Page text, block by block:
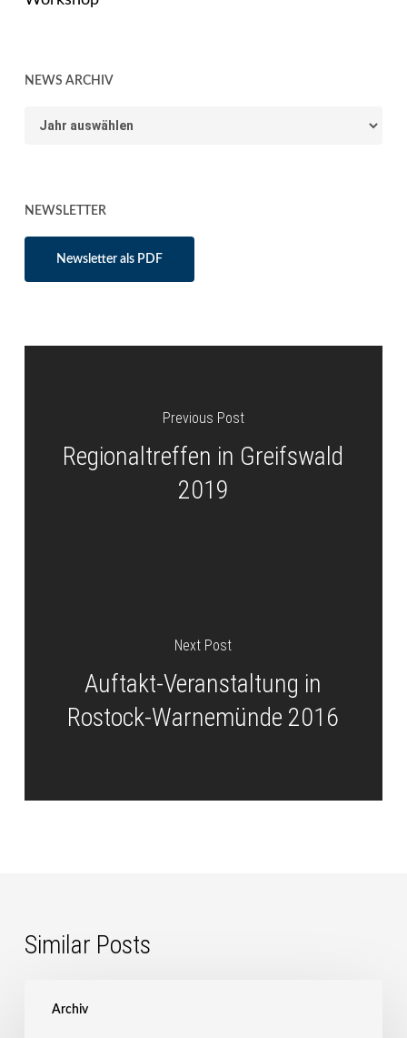
NEWS ARCHIV
News
NEWSLETTER
Newsletter als PDF
Previous Post
Regionaltreffen in Greifswald
2019
Next Post
Auftakt-Veranstaltung in
Rostock-Warnemünde 2016
Similar Posts
Archiv
Abschlussveranstaltung